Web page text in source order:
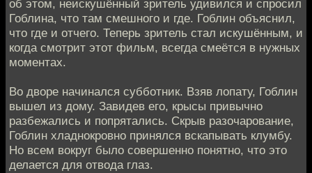
об этом, неискушённый зритель удивился и спросил
Гоблина, что там смешного и где. Гоблин объяснил,
что где и отчего. Теперь зритель стал искушённым, и
когда смотрит этот фильм, всегда смеётся в нужных
моментах.
Во дворе начинался субботник. Взяв лопату, Гоблин
вышел из дому. Завидев его, крысы привычно
разбежались и попрятались. Скрыв разочарование,
Гоблин хладнокровно принялся вскапывать клумбу.
Но всем вокруг было совершенно понятно, что это
делается для отвода глаз.